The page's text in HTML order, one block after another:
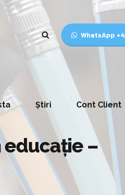
WhatsApp
Știri Cont Client
educaţie –